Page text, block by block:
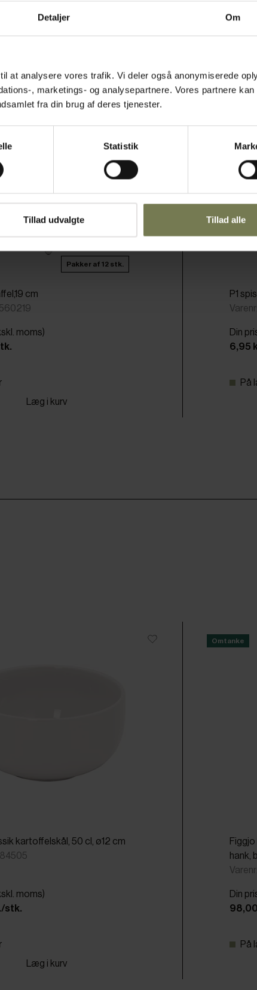
Detaljer Om
at analysere vores trafik. Vi deler også anonymiserede
, marketings- og analysepartnere. Vores partnere kan
fra din brug af deres tjenester.
Statistik
Tillad udvalgte Tillad alle
Pakker af 12 stk.
cm
moms)
Læg i kurv
Fast lavpris
P1
Din
6,95
På
kartoffelskål, 50 cl, ø12 cm
moms)
stk.
Læg i kurv
Omtanke
hank,
Din
På